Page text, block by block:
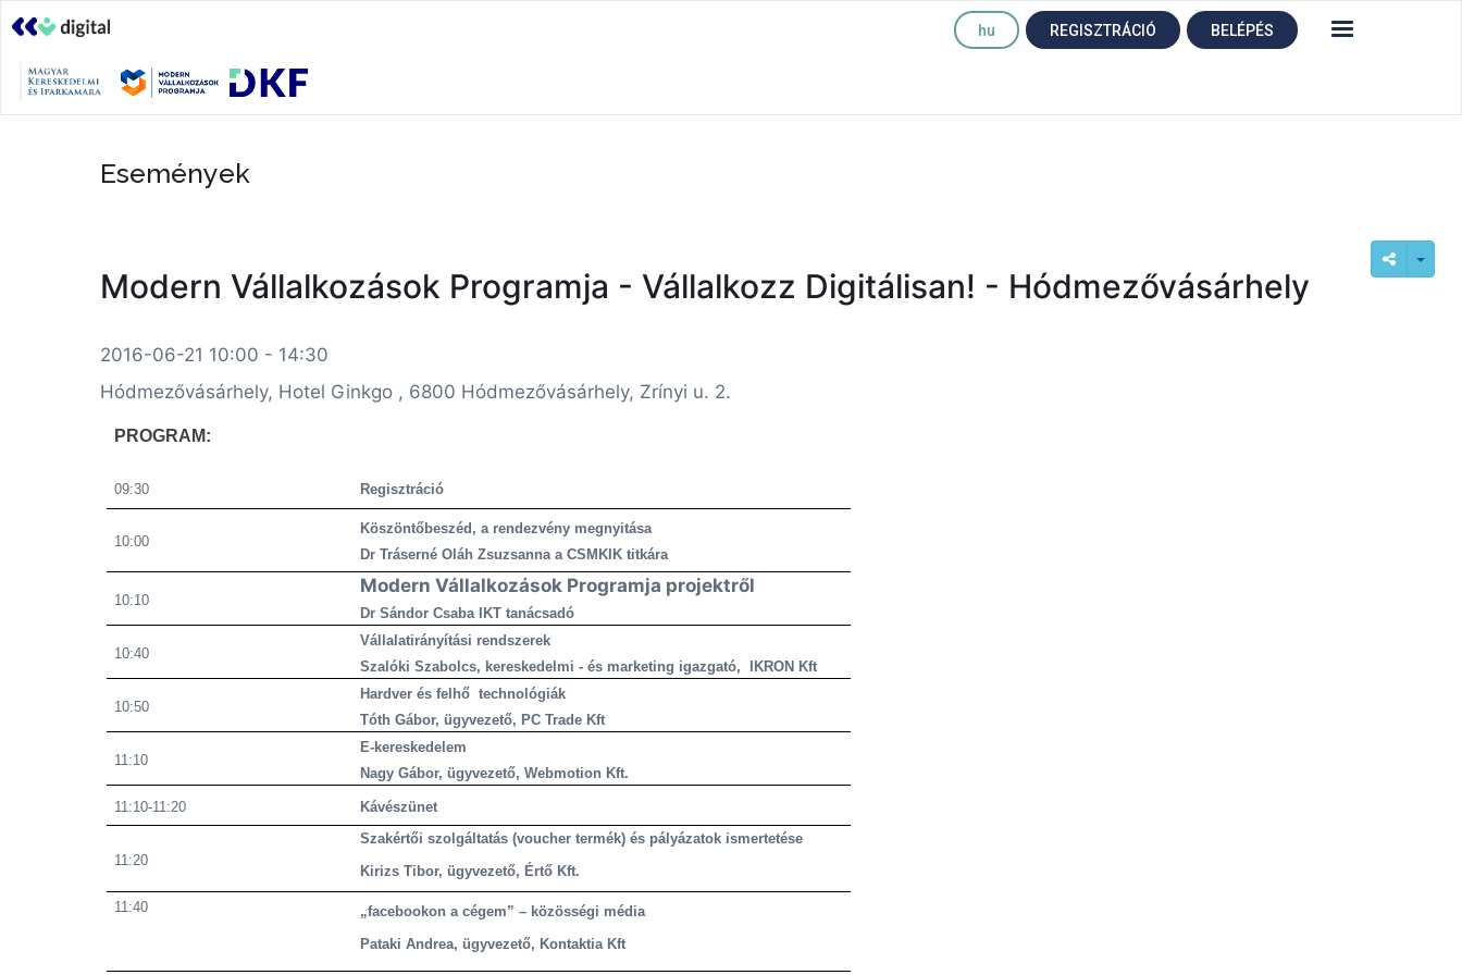
hu REGISZTRÁCIÓ BELÉPÉS
Események
Modern Vállalkozások Programja - Vállalkozz Digitálisan! - Hódmezővásárhely
2016-06-21 10:00 - 14:30
Hódmezővásárhely, Hotel Ginkgo , 6800 Hódmezővásárhely, Zrínyi u. 2.
PROGRAM:
09:30 Regisztráció
10:00
Köszöntőbeszéd, a rendezvény megnyitása
Dr Tráserné Oláh Zsuzsanna a CSMKIK titkára
10:10
Modern Vállalkozások Programja projektről
Dr Sándor Csaba IKT tanácsadó
10:40
Vállalatirányítási rendszerek
Szalóki Szabolcs, kereskedelmi - és marketing igazgató, IKRON Kft
10:50
Hardver és felhő technológiák
Tóth Gábor, ügyvezető, PC Trade Kft
11:10
E-kereskedelem
Nagy Gábor, ügyvezető, Webmotion Kft.
11:10-11:20 Kávészünet
11:20
Szakértői szolgáltatás (voucher termék) és pályázatok ismertetése
Kirizs Tibor, ügyvezető, Értő Kft.
11:40
„facebookon a cégem” – közösségi média
Pataki Andrea, ügyvezető, Kontaktia Kft